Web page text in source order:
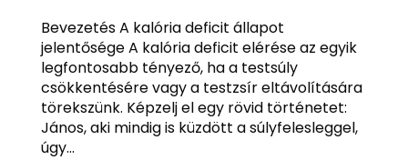
Bevezetés A kalória deficit állapot
jelentősége A kalória deficit elérése az egyik
legfontosabb tényező, ha a testsúly
csökkentésére vagy a testzsír eltávolítására
törekszünk. Képzelj el egy rövid történetet:
János, aki mindig is küzdött a súlyfelesleggel,
úgy...